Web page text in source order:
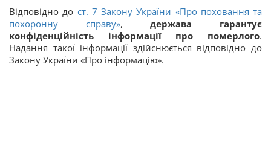
Відповідно до ст. 7 Закону України «Про поховання та
похоронну справу»,держава гарантує
конфіденційність інформації про померлого.
Надання такої інформації здійснюється відповідно до
Закону України «Про інформацію».